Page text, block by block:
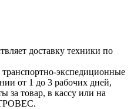
доставку техники по
транспортно-экспедиционные
от 1 до 3 рабочих дней,
за товар, в кассу или на